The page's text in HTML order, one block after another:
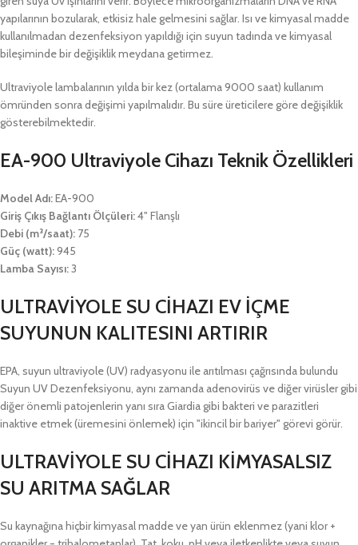
yapılarının bozularak, etkisiz hale gelmesini sağlar. Isı ve kimyasal madde
kullanılmadan dezenfeksiyon yapıldığı için suyun tadında ve kimyasal
bileşiminde bir değişiklik meydana getirmez.
Ultraviyole lambalarının yılda bir kez (ortalama 9000 saat) kullanım
ömründen sonra değişimi yapılmalıdır. Bu süre üreticilere göre değişiklik
gösterebilmektedir.
EA-900 Ultraviyole Cihazı Teknik Özellikleri
Model Adı:EA-900
Giriş Çıkış Bağlantı Ölçüleri:4" Flanşlı
Debi (m³/saat): 75
Güç (watt):945
Lamba Sayısı:3
ULTRAVİYOLE SU CİHAZI EV İÇME
SUYUNUN KALITESINI ARTIRIR
EPA, suyun ultraviyole (UV) radyasyonu ile arıtılması çağrısında bulundu
Suyun UV Dezenfeksiyonu, aynı zamanda adenovirüs ve diğer virüsler gibi
diğer önemli patojenlerin yanı sıra Giardia gibi bakteri ve parazitleri
inaktive etmek (üremesini önlemek) için "ikincil bir bariyer" görevi görür.
ULTRAVİYOLE SU CİHAZI KİMYASALSIZ
SU ARITMA SAĞLAR
Su kaynağına hiçbir kimyasal madde ve yan ürün eklenmez (yani klor +